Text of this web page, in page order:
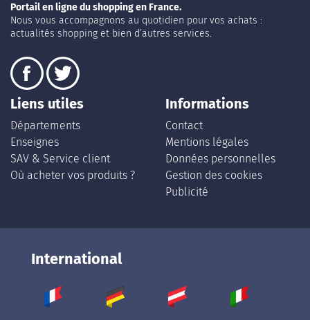
Portail en ligne du shopping en France.
Nous vous accompagnons au quotidien pour vos achats :
actualités shopping et bien d’autres services.
Liens utiles
Départements
Enseignes
SAV & Service client
Où acheter vos produits ?
Informations
Contact
Mentions légales
Données personnelles
Gestion des cookies
Publicité
International